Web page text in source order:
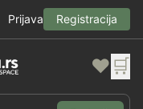
Prijava Registracija
❤️ 🛒